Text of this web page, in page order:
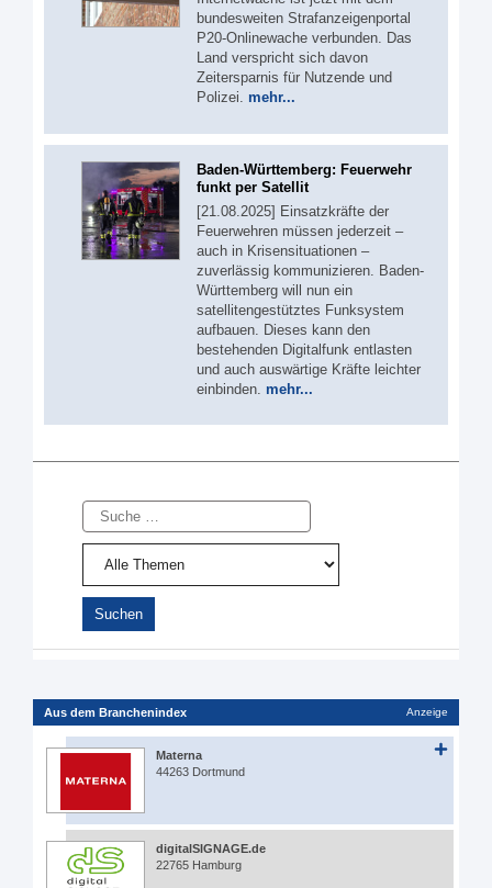
bundesweiten Strafanzeigenportal
P20-Onlinewache verbunden. Das
Land verspricht sich davon
Zeitersparnis für Nutzende und
Polizei. mehr...
Baden-Württemberg: Feuerwehr
funkt per Satellit
[21.08.2025] Einsatzkräfte der
Feuerwehren müssen jederzeit –
auch in Krisensituationen –
zuverlässig kommunizieren. Baden-
Württemberg will nun ein
satellitengestütztes Funksystem
aufbauen. Dieses kann den
bestehenden Digitalfunk entlasten
und auch auswärtige Kräfte leichter
einbinden. mehr...
Suche
Aus dem Branchenindex Anzeige
Materna
44263 Dortmund
digitalSIGNAGE.de
22765 Hamburg